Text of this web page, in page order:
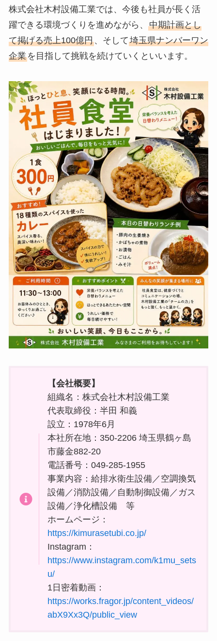
株式会社木村設備工業では、今後も社員が長く活
躍できる環境づくりを進めながら、 中期計画とし
て掲げる売上100億円、そして埼玉県ナンバーワン
企業を目指して挑戦を続けていくといいます。
【会社概要】
組織名：株式会社木村設備工業
代表取締役：半田 和義
設立：1978年6月
本社所在地：350-2206 埼玉県鶴ヶ島
市藤金882-20
電話番号：049-285-1955
事業内容：給排水衛生設備／空調換気
設備／消防設備／自動制御設備／ガス
設備／浄化槽設備 等
ホームページ：
https://kimurasetubi.co.jp/
Instagram：
https://www.instagram.com/k1mu_sets
u/
1日密着動画：
https://works.fragor.jp/content_videos/
abX9Xx3Q/public_view